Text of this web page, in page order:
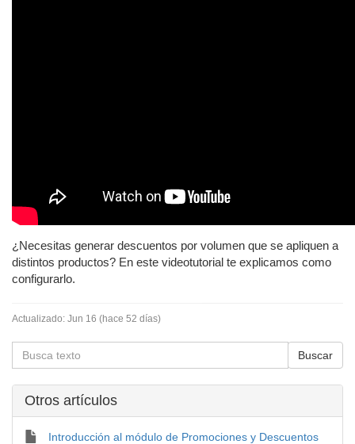
¿Necesitas generar descuentos por volumen que se apliquen a
distintos productos? En este videotutorial te explicamos como
configurarlo.
Actualizado: Jun 16 (hace 52 dí­as)
Otros artí­culos
Introducción al módulo de Promociones y Descuentos